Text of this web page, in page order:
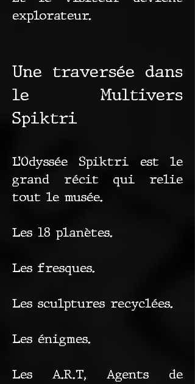
explorateur.
Une traversée dans
le Multivers
Spiktri
L’Odyssée Spiktri est le
grand récit qui relie
tout le musée.
Les 18 planètes.
Les fresques.
Les sculptures recyclées.
Les énigmes.
Les A.R.T, Agents de